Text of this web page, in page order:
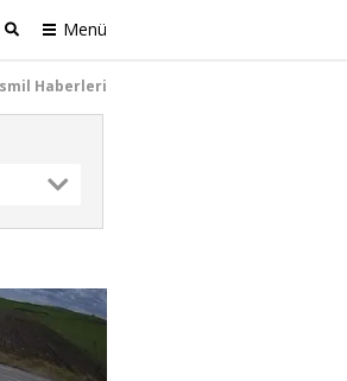
Menü
Ara
Haberleri